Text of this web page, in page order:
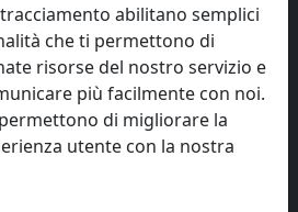
abilitano semplici
che ti permettono di
risorse del nostro servizio e
più facilmente con noi.
di migliorare la
utente con la nostra
Art Design